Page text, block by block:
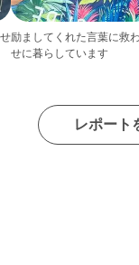
励ましてくれた言葉に救
せに暮らしています
レポート